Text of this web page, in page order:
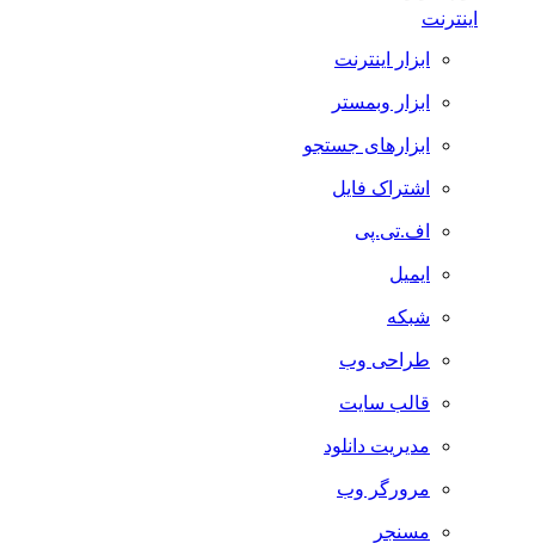
اینترنت
ابزار اینترنت
ابزار وبمستر
ابزارهای جستجو
اشتراک فایل
اف.تی.پی
ایمیل
شبکه
طراحی وب
قالب سایت
مدیریت دانلود
مرورگر وب
مسنجر